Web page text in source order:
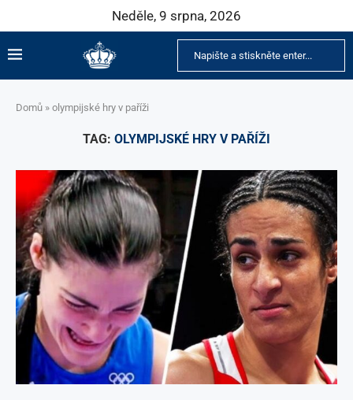
Neděle, 9 srpna, 2026
Domů » olympijské hry v paříži
TAG: OLYMPIJSKÉ HRY V PAŘÍŽI